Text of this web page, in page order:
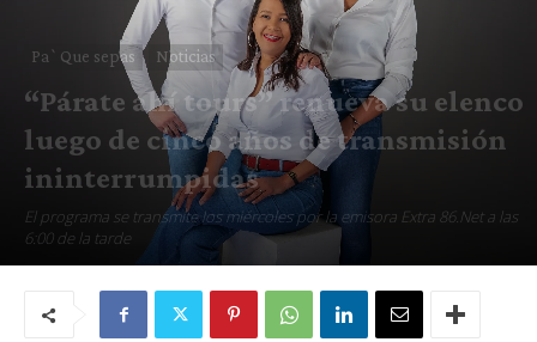
Pa`Que sepas Noticias
“Párate ahí tours” renueva su elenco
luego de cinco años de transmisión
ininterrumpidas
El programa se transmite los miércoles por la emisora Extra 86.Net a las
6:00 de la tarde
Por Karla Natasha Alcántara- 2 de julio de 2023